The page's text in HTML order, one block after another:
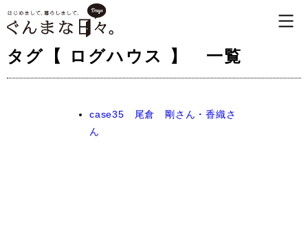
タグ【 ログハウス 】 一覧
case35 尾倉 剛さん・香織さ
ん